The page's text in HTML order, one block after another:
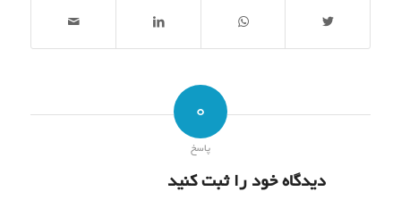
0
پاسخ
دیدگاه خود را ثبت کنید